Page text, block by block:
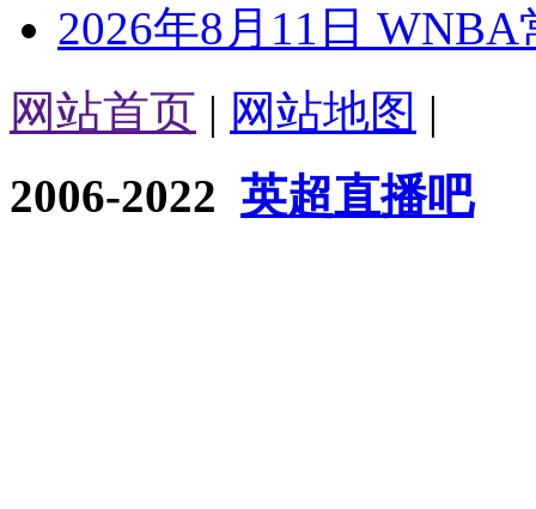
2026年8月11日
网站首页 | 网站地图 |
2006-2022 英超直播吧